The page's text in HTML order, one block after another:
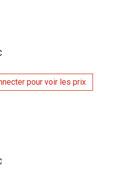
pour voir les prix